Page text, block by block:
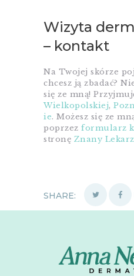
Wizyta
– kontakt
Na Twojej skórze
chcesz ją zbadać?
się ze mną!
Wielkopolskiej,
ie. Możesz się ze
poprzez formularz
stronę Znany Lekarz
SHARE: